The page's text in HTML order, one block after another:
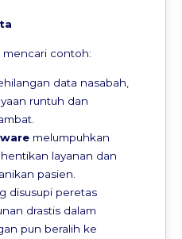
mencari contoh:
data nasabah,
runtuh dan
melumpuhkan
layanan dan
pasien.
disusupi peretas
drastis dalam
pun beralih ke